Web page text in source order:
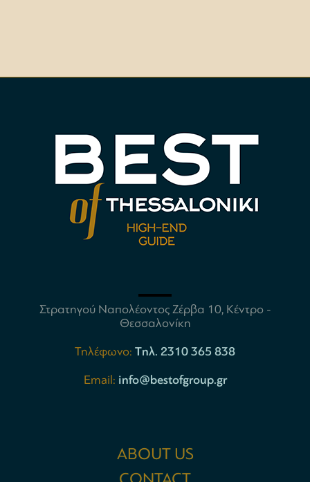
Στρατηγού Ναπολέοντος Ζέρβα 10, Κέντρο -
Θεσσαλονίκη
Τηλέφωνο: Tηλ. 2310 365 838
Email: info@bestofgroup.gr
ABOUT US